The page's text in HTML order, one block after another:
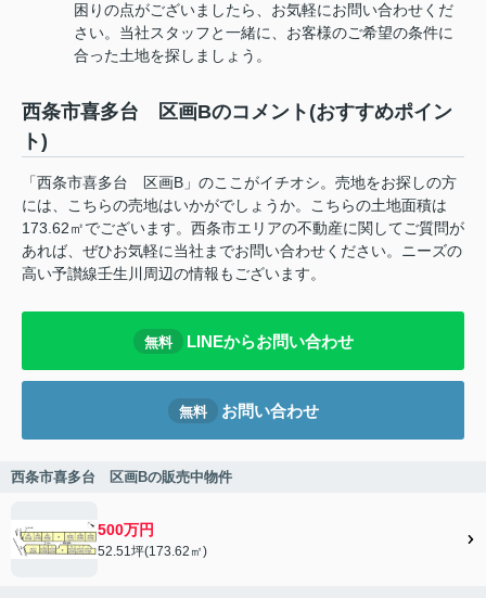
困りの点がございましたら、お気軽にお問い合わせくだ
さい。当社スタッフと一緒に、お客様のご希望の条件に
合った土地を探しましょう。
西条市喜多台 区画Bのコメント(おすすめポイン
ト)
「西条市喜多台 区画B」のここがイチオシ。売地をお探しの方
には、こちらの売地はいかがでしょうか。こちらの土地面積は
173.62㎡でございます。西条市エリアの不動産に関してご質問が
あれば、ぜひお気軽に当社までお問い合わせください。ニーズの
高い予讃線壬生川周辺の情報もございます。
無料 LINEからお問い合わせ
無料 お問い合わせ
西条市喜多台 区画Bの販売中物件
500万円
52.51坪(173.62㎡)